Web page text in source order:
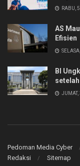
RABU,
AS
Efisien
BI
Pedoman Media Cyber
Redaksi
Sitemap